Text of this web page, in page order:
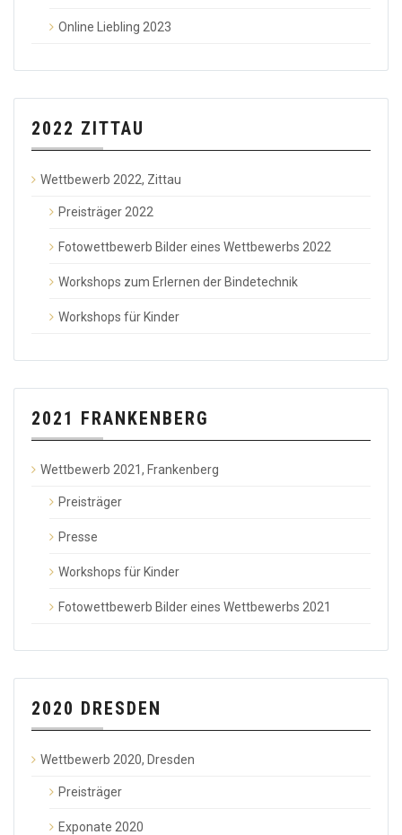
Online Liebling 2023
2022 ZITTAU
Wettbewerb 2022, Zittau
Preisträger 2022
Fotowettbewerb Bilder eines Wettbewerbs 2022
Workshops zum Erlernen der Bindetechnik
Workshops für Kinder
2021 FRANKENBERG
Wettbewerb 2021, Frankenberg
Preisträger
Presse
Workshops für Kinder
Fotowettbewerb Bilder eines Wettbewerbs 2021
2020 DRESDEN
Wettbewerb 2020, Dresden
Preisträger
Exponate 2020